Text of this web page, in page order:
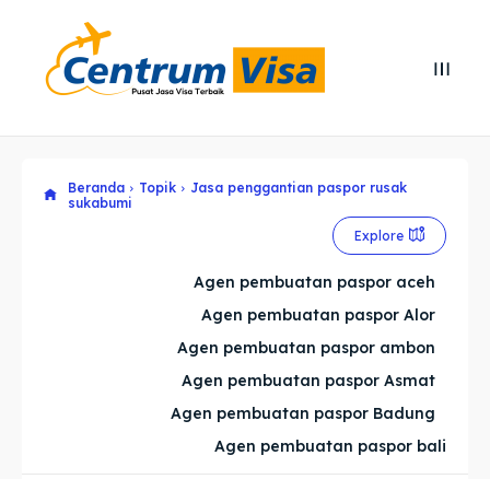
Explore our destinations
Explore our destinations
Beranda Topik
Jasa penggantian paspor rusak
sukabumi
Explore
Agen pembuatan paspor aceh
Agen pembuatan paspor Alor
Agen pembuatan paspor ambon
Agen pembuatan paspor Asmat
Agen pembuatan paspor Badung
Agen pembuatan paspor bali